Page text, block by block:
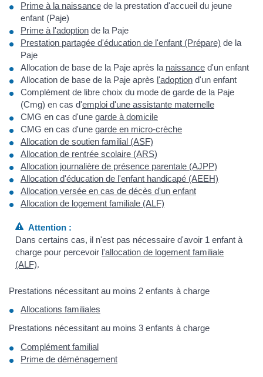
Prime à la naissance de la prestation d'accueil du jeune
enfant (Paje)
Prime à l'adoption de la Paje
Prestation partagée d'éducation de l'enfant (Prépare) de la
Paje
Allocation de base de la Paje après la naissance d'un enfant
Allocation de base de la Paje après l'adoption d'un enfant
Complément de libre choix du mode de garde de la Paje
(Cmg) en cas d'emploi d'une assistante maternelle
CMG en cas d'une garde à domicile
CMG en cas d'une garde en micro-crèche
Allocation de soutien familial (ASF)
Allocation de rentrée scolaire (ARS)
Allocation journalière de présence parentale (AJPP)
Allocation d'éducation de l'enfant handicapé (AEEH)
Allocation versée en cas de décès d'un enfant
Allocation de logement familiale (ALF)
Attention :
Dans certains cas, il n'est pas nécessaire d'avoir 1 enfant à
charge pour percevoir l'allocation de logement familiale
(ALF).
Prestations nécessitant au moins 2 enfants à charge
Allocations familiales
Prestations nécessitant au moins 3 enfants à charge
Complément familial
Prime de déménagement